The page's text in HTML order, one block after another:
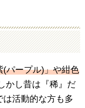
(パープル)」や紺色
かし昔は『稀』だ
活動的な方も多